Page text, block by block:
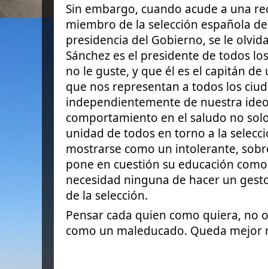
Sin embargo, cuando acude a una
miembro de la selección española
presidencia del Gobierno, se le
Sánchez es el presidente de todos
no le guste, y que él es el capitán
que nos representan a todos los
independientemente de nuestra
comportamiento en el saludo no
unidad de todos en torno a la
mostrarse como un intolerante,
pone en cuestión su educación
necesidad ninguna de hacer un
de la selección.
Pensar cada quien como quiera, no
como un maleducado. Queda mejor